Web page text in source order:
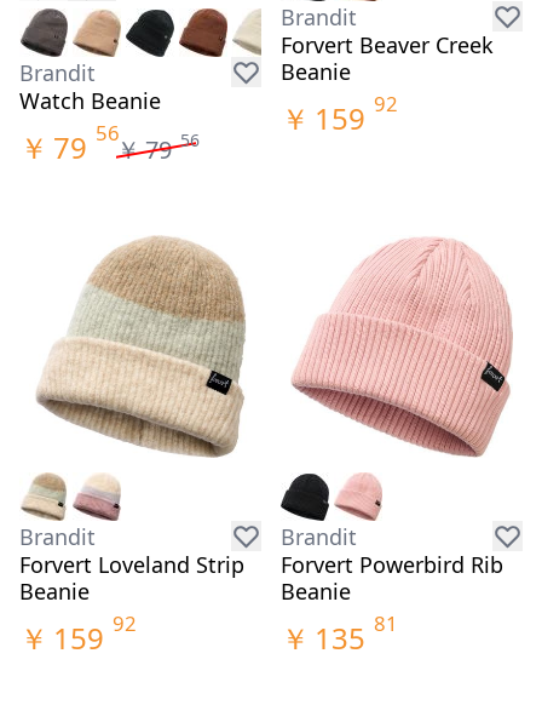
Brandit
Watch Beanie
￥ 79 56
￥79 56
Brandit
Forvert Beaver Creek
Beanie
￥ 159 92
Brandit
Forvert Loveland Strip
Beanie
￥ 159 92
Brandit
Forvert Powerbird Rib
Beanie
￥ 135 81